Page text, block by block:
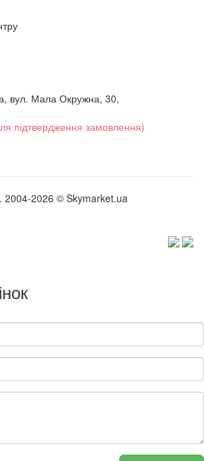
вул. Мала Окружна, 30,
підтвердження замовлення)
2026 © Skymarket.ua